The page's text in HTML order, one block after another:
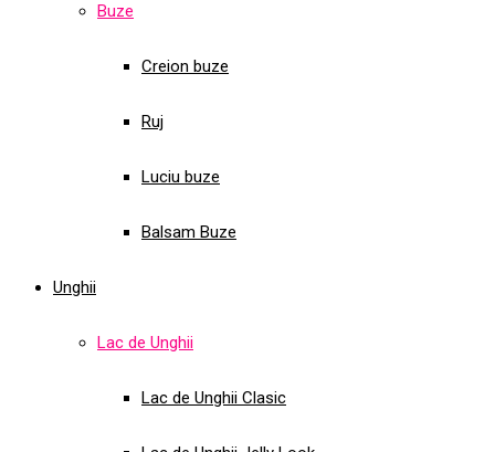
Buze
Creion buze
Ruj
Luciu buze
Balsam Buze
Unghii
Lac de Unghii
Lac de Unghii Clasic